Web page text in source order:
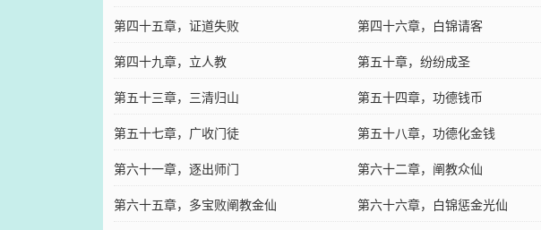
第四十五章，证道失败
第四十六章，白锦请客
第四十九章，立人教
第五十章，纷纷成圣
第五十三章，三清归山
第五十四章，功德钱币
第五十七章，广收门徒 第五十八章，功德化金钱
第六十一章，逐出师门
第六十二章，阐教众仙
第六十五章，多宝败阐教金仙
第六十六章，白锦惩金光仙